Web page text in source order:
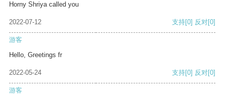
Horny Shriya called you
2022-07-12 支持[0] 反对[0]
游客
Hello, Greetings fr
2022-05-24 支持[0] 反对[0]
游客